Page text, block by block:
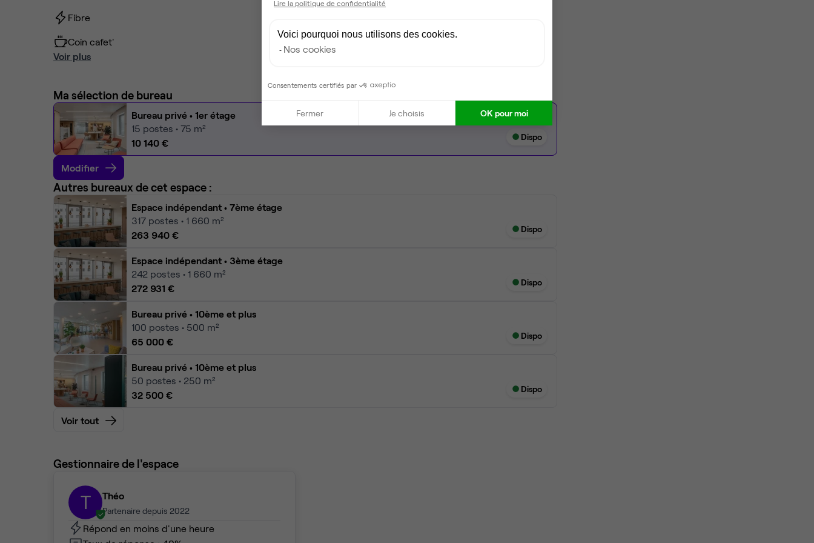
Fibre
Coin cafet'
Scanner
Voir plus
Ma sélection de bureau
Bureau privé • 1er étage
15 postes • 75 m²
10 140 €
Dispo
Modifier
Autres bureaux de cet espace :
Espace indépendant • 7ème étage
317 postes • 1 660 m²
263 940 €
Dispo
Espace indépendant • 3ème étage
242 postes • 1 660 m²
272 931 €
Dispo
Bureau privé • 10ème et plus
100 postes • 500 m²
65 000 €
Dispo
Bureau privé • 10ème et plus
50 postes • 250 m²
32 500 €
Dispo
Voir tout
Gestionnaire de l'espace
T Théo
Partenaire depuis 2022
Répond en moins d'une heure
Lire la politique de confidentialité
Voici pourquoi nous utilisons des cookies.
Nos cookies
Consentements certifiés par
Fermer Je choisis OK pour moi